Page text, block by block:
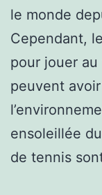
le monde
Cependant,
pour jouer
peuvent
ensoleillée
de tennis